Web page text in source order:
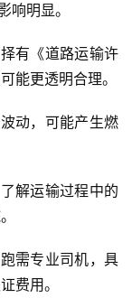
明显。
有《道路运输许
能更透明合理。
动，可能产生燃
解运输过程中的
需专业司机，具
费用。